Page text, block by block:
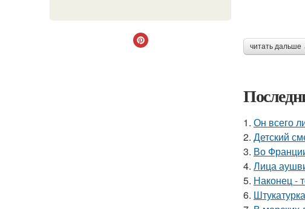
читать дальше
1. Он всего
2. Детский
3. Во
4. Лица
5. Наконец -
6.